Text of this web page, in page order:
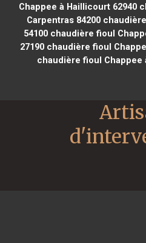
Chappee à Haillicourt 62940
Carpentras 84200
54100chaudière fioul
27190 chaudière fioul
chaudière fioul Chappee